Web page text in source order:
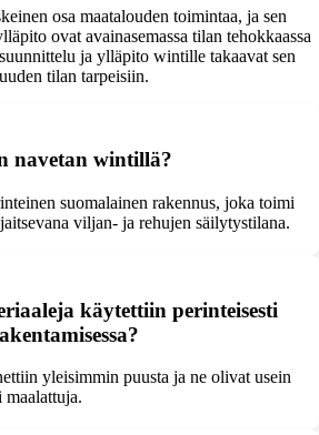
osa maatalouden toimintaa, ja sen
ovat avainasemassa tilan tehokkaassa
ja ylläpito wintille takaavat sen
tilan tarpeisiin.
navetan wintillä?
suomalainen rakennus, joka toimi
viljan- ja rehujen säilytystilana.
käytettiin perinteisesti
yleisimmin puusta ja ne olivat usein
maalattuja.